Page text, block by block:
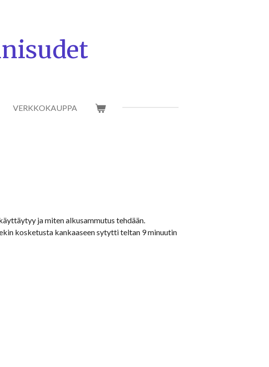
VERKKOKAUPPA
ja miten alkusammutus tehdään.
kosketusta kankaaseen sytytti teltan 9 minuutin